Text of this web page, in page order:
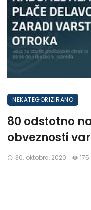
NEKATEGORIZIRANO
80 odstotno
obveznosti
30. oktobra, 2020